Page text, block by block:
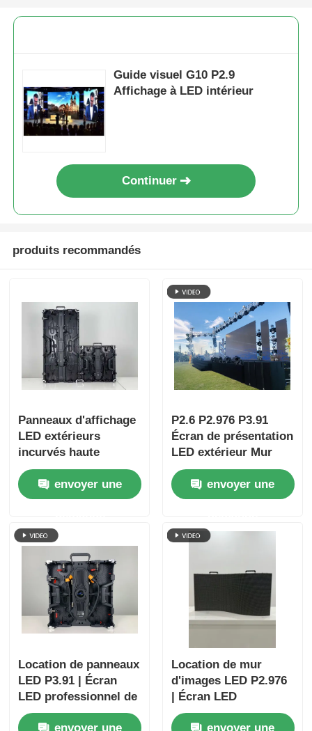
Guide visuel G10 P2.9
Affichage à LED intérieur
Continuer
produits recommandés
Panneaux d'affichage
LED extérieurs
incurvés haute
luminosité P3.91 |
Écran LED portable et
mur LED pour
professionnels
envoyer une
P2.6 P2.976 P3.91
Écran de présentation
LED extérieur Mur
vidéo
envoyer une
Location de panneaux
LED P3.91 | Écran
LED professionnel de
scène pour églises et
événementsenvoyer une
Location de mur
d'images LED P2.976
| Écran LED
performant pour
concertsenvoyer une